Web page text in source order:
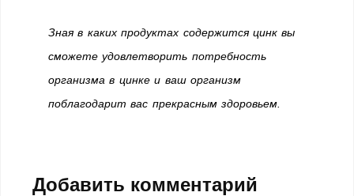
Зная в каких продуктах содержится цинк вы
сможете удовлетворить потребность
организма в цинке и ваш организм
поблагодарит вас прекрасным здоровьем.
Добавить комментарий